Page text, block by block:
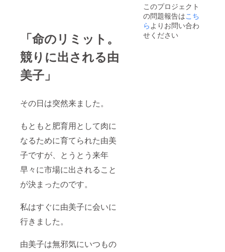
「命のリミット。
競りに出される由
美子」
その日は突然来ました。
もともと肥育用として肉に
なるために育てられた由美
子ですが、とうとう来年
早々に市場に出されること
が決まったのです。
私はすぐに由美子に会いに
行きました。
由美子は無邪気にいつもの
このプロジェクト
の問題報告はこち
ら よりお問い合わ
せください